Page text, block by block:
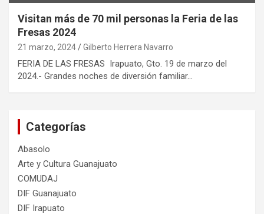
Visitan más de 70 mil personas la Feria de las
Fresas 2024
21 marzo, 2024 Gilberto Herrera Navarro
FERIA DE LAS FRESAS Irapuato, Gto. 19 de marzo del
2024.- Grandes noches de diversión familiar…
Categorías
Abasolo
Arte y Cultura Guanajuato
COMUDAJ
DIF Guanajuato
DIF Irapuato